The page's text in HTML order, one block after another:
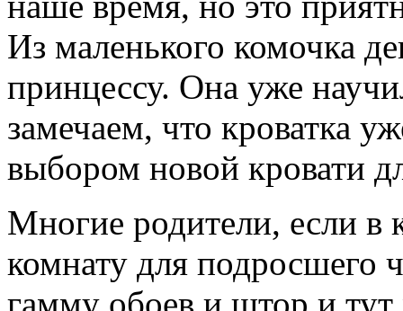
Из маленького комочка
принцессу. Она уже
замечаем, что кроватка
выбором новой кровати
Многие родители, если в
комнату для подросшего
гамму обоев и штор и